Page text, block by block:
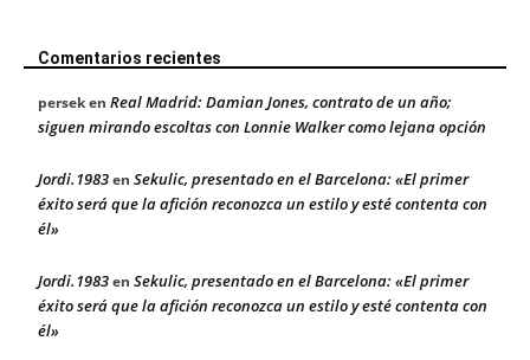
Comentarios recientes
perseken Real Madrid: Damian Jones, contrato de un año;
siguen mirando escoltas con Lonnie Walker como lejana opción
Jordi.1983en Sekulic, presentado en el Barcelona: «El primer
éxito será que la afición reconozca un estilo y esté contenta con
él»
Jordi.1983en Sekulic, presentado en el Barcelona: «El primer
éxito será que la afición reconozca un estilo y esté contenta con
él»